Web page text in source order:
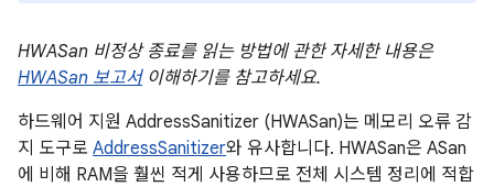
HWASan 비정상 종료를 읽는 방법에 관한 자세한 내용은
HWASan 보고서이해하기를 참고하세요.
하드웨어 지원 AddressSanitizer (HWASan)는 메모리 오류 감
지 도구로 AddressSanitizer와 유사합니다. HWASan은 ASan
에 비해 RAM을 훨씬 적게 사용하므로 전체 시스템 정리에 적합